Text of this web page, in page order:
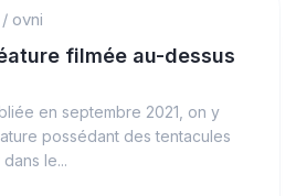
/ ovni
filmée au-dessus
en septembre 2021, on y
possédant des tentacules
le...